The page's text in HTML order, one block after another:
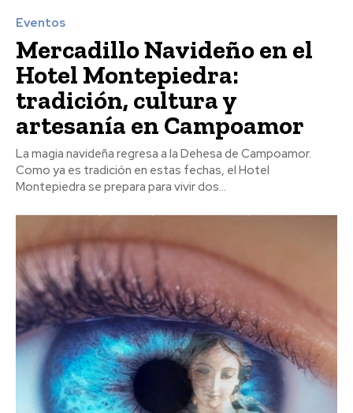
Eventos
Mercadillo Navideño en el
Hotel Montepiedra:
tradición, cultura y
artesanía en Campoamor
La magia navideña regresa a la Dehesa de Campoamor.
Como ya es tradición en estas fechas, el Hotel
Montepiedra se prepara para vivir dos...